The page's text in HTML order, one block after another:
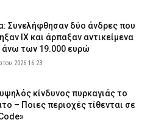
Συνελήφθησαν δύο άνδρες που
ΙΧ και άρπαξαν αντικείμενα
άνω των 19.000 ευρώ
2026 16:23
κίνδυνος πυρκαγιάς το
– Ποιες περιοχές τίθενται σε